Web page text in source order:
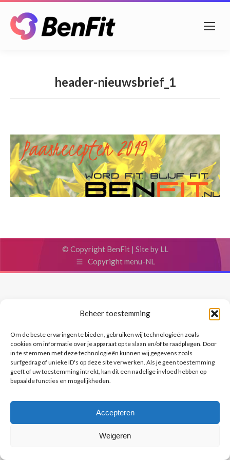
Beheer toestemming
Om de beste ervaringen te bieden, gebruiken wij technologieën zoals
cookies om informatie over je apparaat op te slaan en/of te raadplegen. Door
in te stemmen met deze technologieën kunnen wij gegevens zoals
surfgedrag of unieke ID's op deze site verwerken. Als je geen toestemming
geeft of uw toestemming intrekt, kan dit een nadelige invloed hebben op
bepaalde functies en mogelijkheden.
Accepteren
Weigeren
header-nieuwsbrief_1
© Copyright BenFit | Site by LL
Copyright menu-NL